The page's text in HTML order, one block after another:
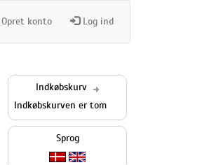
Opret konto Log ind
Indkøbskurv
Indkøbskurven er tom
Sprog